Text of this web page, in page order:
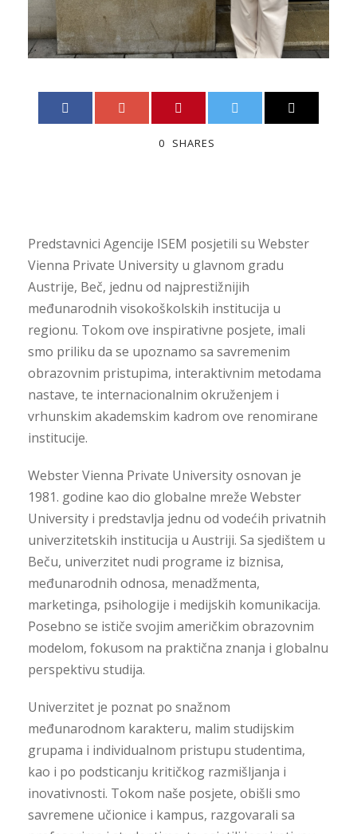
0 SHARES
Predstavnici Agencije ISEM posjetili su Webster
Vienna Private University u glavnom gradu
Austrije, Beč, jednu od najprestižnijih
međunarodnih visokoškolskih institucija u
regionu. Tokom ove inspirativne posjete, imali
smo priliku da se upoznamo sa savremenim
obrazovnim pristupima, interaktivnim metodama
nastave, te internacionalnim okruženjem i
vrhunskim akademskim kadrom ove renomirane
institucije.
Webster Vienna Private Universityosnovan je
1981. godine kao dio globalne mreže Webster
University i predstavlja jednu od vodećih privatnih
univerzitetskih institucija u Austriji. Sa sjedištem u
Beču, univerzitet nudi programe iz biznisa,
međunarodnih odnosa, menadžmenta,
marketinga, psihologije i medijskih komunikacija.
Posebno se ističe svojim američkim obrazovnim
modelom, fokusom na praktična znanja i globalnu
perspektivu studija.
Univerzitet je poznat po snažnom
međunarodnom karakteru, malim studijskim
grupama i individualnom pristupu studentima,
kao i po podsticanju kritičkog razmišljanja i
inovativnosti. Tokom naše posjete, obišli smo
savremene učionice i kampus, razgovarali sa